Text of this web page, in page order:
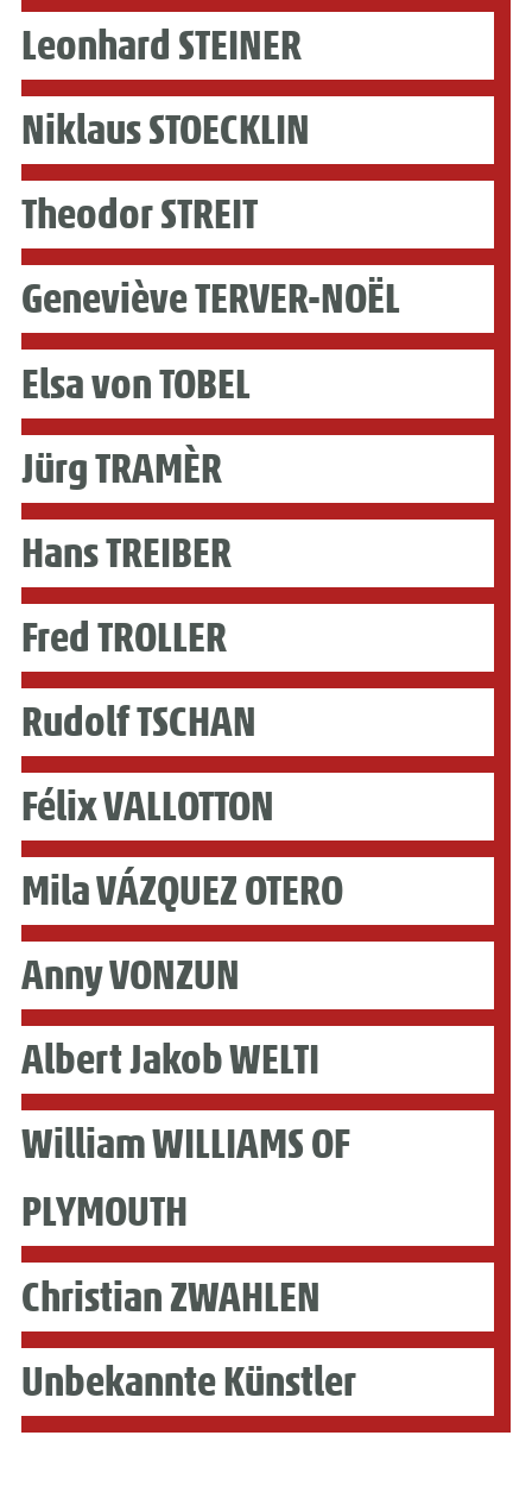
Leonhard STEINER
Niklaus STOECKLIN
Theodor STREIT
Geneviève TERVER-NOËL
Elsa von TOBEL
Jürg TRAMÈR
Hans TREIBER
Fred TROLLER
Rudolf TSCHAN
Félix VALLOTTON
Mila VÁZQUEZ OTERO
Anny VONZUN
Albert Jakob WELTI
William WILLIAMS OF
PLYMOUTH
Christian ZWAHLEN
Unbekannte Künstler